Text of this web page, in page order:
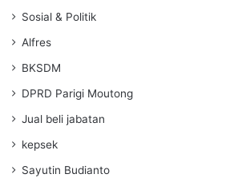
Sosial & Politik
Alfres
BKSDM
DPRD Parigi Moutong
Jual beli jabatan
kepsek
Sayutin Budianto